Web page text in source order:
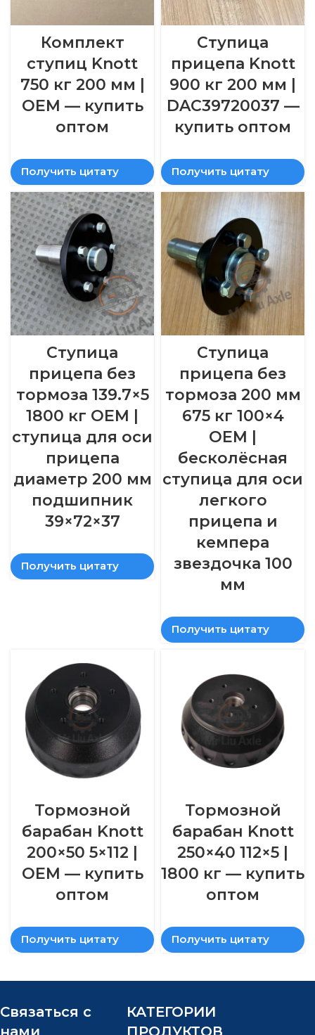
Комплект
ступиц Knott
750 кг 200 мм |
OEM — купить
оптом
Получить цитату
Ступица
прицепа Knott
900 кг 200 мм |
DAC39720037 —
купить оптом
Получить цитату
Ступица
прицепа без
тормоза 139.7×5
1800 кг OEM |
ступица для оси
прицепа
диаметр 200 мм
подшипник
39×72×37
Получить цитату
Ступица
прицепа без
тормоза 200 мм
675 кг 100×4
OEM |
бесколёсная
ступица для оси
легкого
прицепа и
кемпера
звездочка 100
мм
Получить цитату
Тормозной
барабан Knott
200×50 5×112 |
OEM — купить
оптом
Получить цитату
Тормозной
барабан Knott
250×40 112×5 |
1800 кг — купить
оптом
Получить цитату
Связаться с
нами
КАТЕГОРИИ
ПРОДУКТОВ